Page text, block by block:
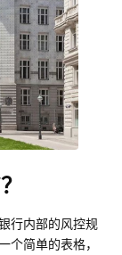
行内部的风控规
个简单的表格，